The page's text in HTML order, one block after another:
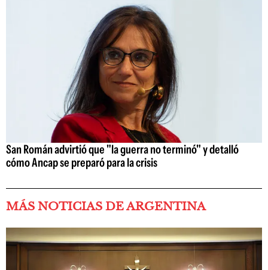
San Román advirtió que "la guerra no terminó" y detalló
cómo Ancap se preparó para la crisis
MÁS NOTICIAS DE ARGENTINA